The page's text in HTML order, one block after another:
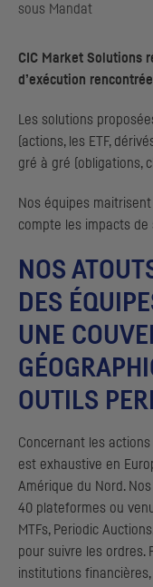
sous Mandat
CIC Market Solutions
d’exécution
Les solutions
(actions, les ETF,
gré à gré (obligations,
Nos équipes
compte les impacts de
NOS
DES
UNE
OUTILS
Concernant les
est exhaustive en
Amérique du Nord.
40 plateformes ou
MTFs, Periodic Auctions
pour suivre les ordres.
institutions